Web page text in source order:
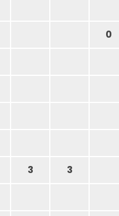
0
3 3